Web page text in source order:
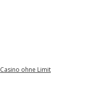
Casino ohne Limit